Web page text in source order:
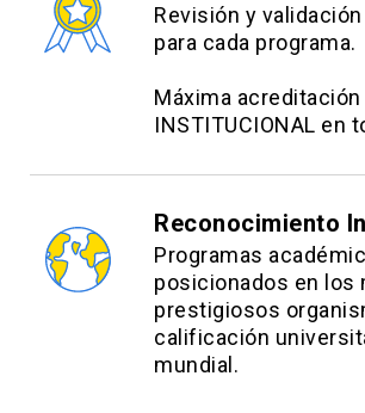
Revisión y
para cada programa.
Máxima acreditación
INSTITUCIONAL en
Reconocimiento
Programas
posicionados en los
prestigiosos
calificación
mundial.